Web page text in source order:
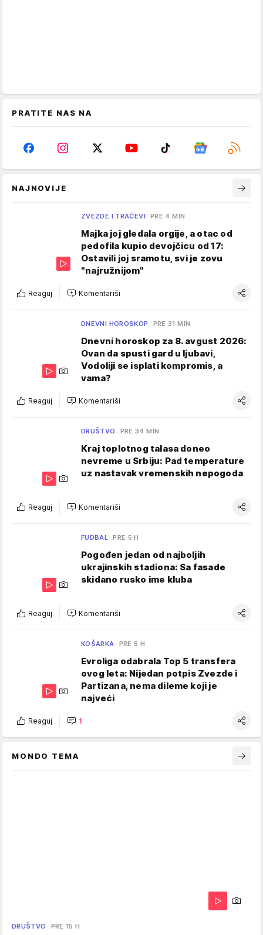
PRATITE NAS NA
NAJNOVIJE
ZVEZDE I TRAČEVI PRE 4 MIN
Majka joj gledala orgije, a otac od
pedofila kupio devojčicu od 17:
Ostavili joj sramotu, svi je zovu
"najružnijom"
Reaguj Komentariši
DNEVNI HOROSKOP PRE 31 MIN
Dnevni horoskop za 8. avgust 2026:
Ovan da spusti gard u ljubavi,
Vodoliji se isplati kompromis, a
vama?
Reaguj Komentariši
DRUŠTVO PRE 34 MIN
Kraj toplotnog talasa doneo
nevreme u Srbiju: Pad temperature
uz nastavak vremenskih nepogoda
Reaguj Komentariši
FUDBAL PRE 5 H
Pogođen jedan od najboljih
ukrajinskih stadiona: Sa fasade
skidano rusko ime kluba
Reaguj Komentariši
KOŠARKA PRE 5 H
Evroliga odabrala Top 5 transfera
ovog leta: Nijedan potpis Zvezde i
Partizana, nema dileme koji je
najveći
Reaguj 1
MONDO TEMA
DRUŠTVO PRE 15 H